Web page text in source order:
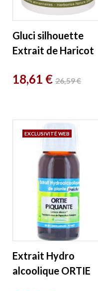
Gluci silhouette
Extrait de Haricot
Chrome 200
Prix
18,61 €Prix
26,59 €
Extrait Hydro
alcoolique ORTIE
EXCLUSIVITÉ WEB